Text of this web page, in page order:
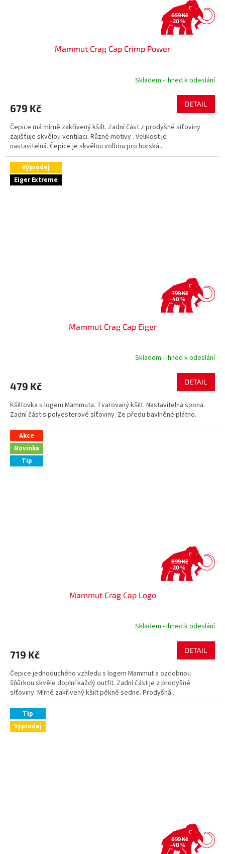
859 Kč
–20 %
Mammut Crag Cap Crimp Power
Skladem - ihned k odeslání
679 Kč DETAIL
Čepice má mírně zakřivený kšilt. Zadní část z prodyšné síťoviny
zajišťuje skvělou ventilaci. Různé motivy . Velikost je
nastavitelná. Čepice je skvělou volbou pro horská...
Výprodej
Eiger Extreme
799 Kč
–40 %
Mammut Crag Cap Eiger
Skladem - ihned k odeslání
479 Kč DETAIL
Kšiltovka s logem Mammuta. Tvarovaný kšilt. Nastavitelná spona.
Zadní část s polyesterové síťoviny. Ze předu bavlněné plátno.
Akce
Novinka
Tip
899 Kč
–20 %
Mammut Crag Cap Logo
Skladem - ihned k odeslání
719 Kč DETAIL
Čepice jednoduchého vzhledu s logem Mammut a ozdobnou
šňůrkou skvěle doplní každý outfit. Zadní část je z prodyšné
síťoviny. Mírně zakřivený kšilt pěkně sedne. Prodyšná...
Tip
Výprodej
899 Kč
–40 %